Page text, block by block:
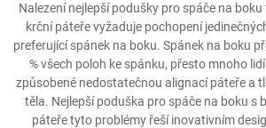
Nalezení nejlepší podušky pro spáče na
krční páteře vyžaduje pochopení
preferující spánek na boku. Spánek na boku
% všech poloh ke spánku, přesto mnoho
způsobené nedostatečnou alignací páteře a
těla. Nejlepší poduška pro spáče na boku s
páteře tyto problémy řeší inovativním